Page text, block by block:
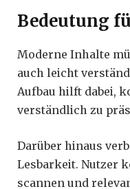
Bedeutung
Moderne Inhalte
auch leicht
Aufbau hilft dabei,
verständlich zu
Darüber hinaus
Lesbarkeit. Nutzer
scannen und